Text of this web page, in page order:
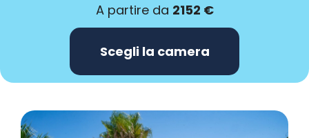
A partire da 2152 €
Scegli la camera